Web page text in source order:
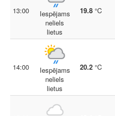
13:00
Iespējams
neliels
lietus
19.8 °C
14:00
Iespējams
neliels
lietus
20.2 °C